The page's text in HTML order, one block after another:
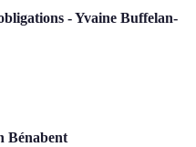
- Yvaine Buffelan-
Bénabent